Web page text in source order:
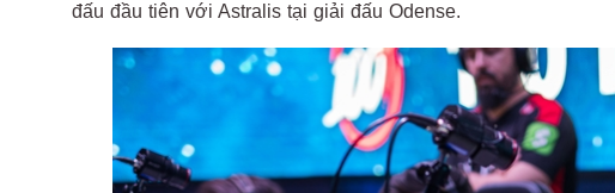
đấu đầu tiên với Astralis tại giải đấu Odense.